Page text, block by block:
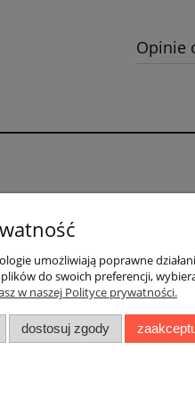
Opinie
RWR, Ratownictwo, odzież
umożliwiają poprawne
do swoich preferencji,
w naszej Polityce prywatności.
dostosuj zgody